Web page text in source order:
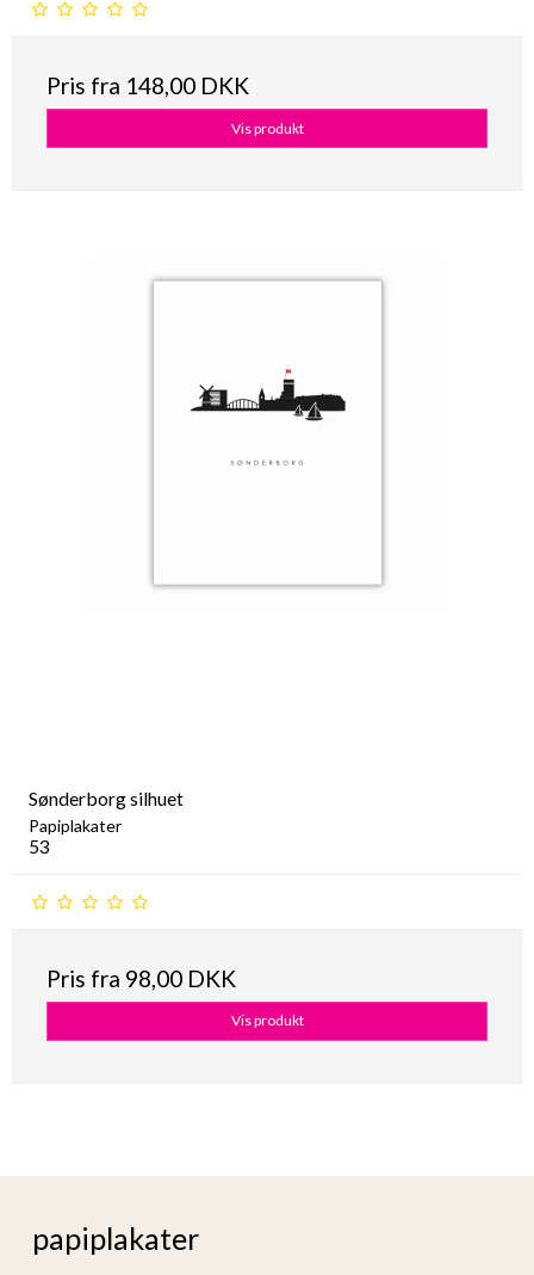
Pris fra 148,00 DKK
Vis produkt
Sønderborg silhuet
Papiplakater
53
Pris fra 98,00 DKK
Vis produkt
papiplakater